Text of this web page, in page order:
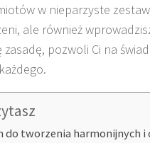
w nieparzyste
ale również
pozwoli Ci na
do tworzenia harmonijnych